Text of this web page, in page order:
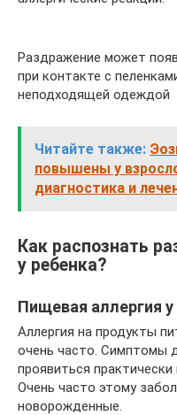
Раздражение может
при контакте с
неподходящей одеждой
Читайте также:
повышены у
диагностика и
Как распознать
у ребенка?
Пищевая аллергия у
Аллергия на продукты
очень часто. Симптомы
проявиться
Очень часто этому
новорожденные.